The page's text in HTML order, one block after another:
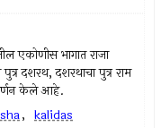
एकोणीस भागात राजा
दशरथ, दशरथाचा पुत्र राम
केले आहे.
, kalidas